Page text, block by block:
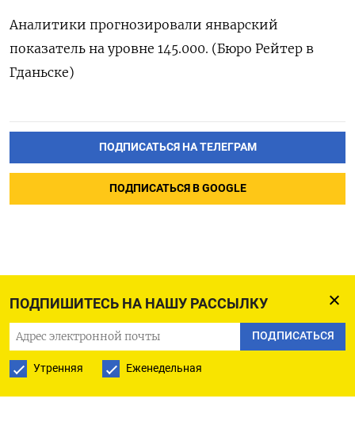
ПОДПИШИТЕСЬ НА НАШУ РАССЫЛКУ
ПОДПИСАТЬСЯ
Утренняя Еженедельная
Аналитики прогнозировали январский
показатель на уровне 145.000. (Бюро Рейтер в
Гданьске)
ПОДПИСАТЬСЯ НА ТЕЛЕГРАМ
ПОДПИСАТЬСЯ В GOOGLE